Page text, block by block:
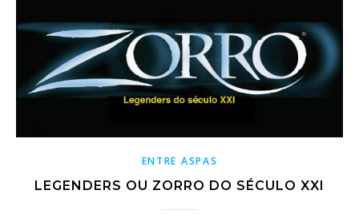
ENTRE ASPAS
LEGENDERS OU ZORRO DO SÉCULO XXI